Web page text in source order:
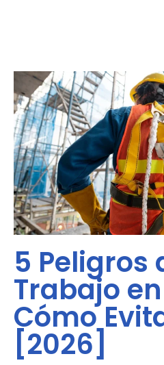
5 Peligros
Trabajo
Cómo
[2026]